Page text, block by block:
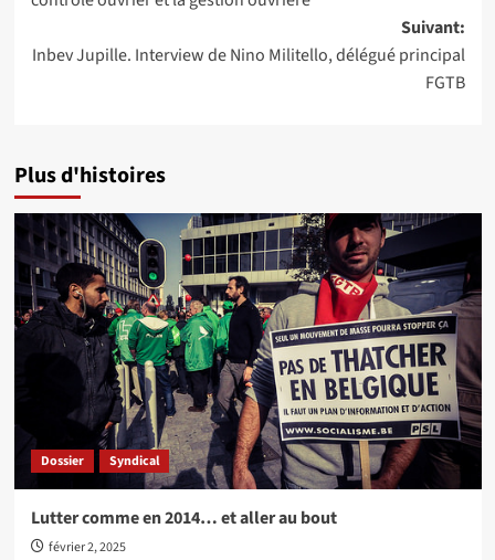
Suivant:
Inbev Jupille. Interview de Nino Militello, délégué principal
FGTB
Plus d'histoires
Dossier Syndical
Lutter comme en 2014… et aller au bout
février 2, 2025